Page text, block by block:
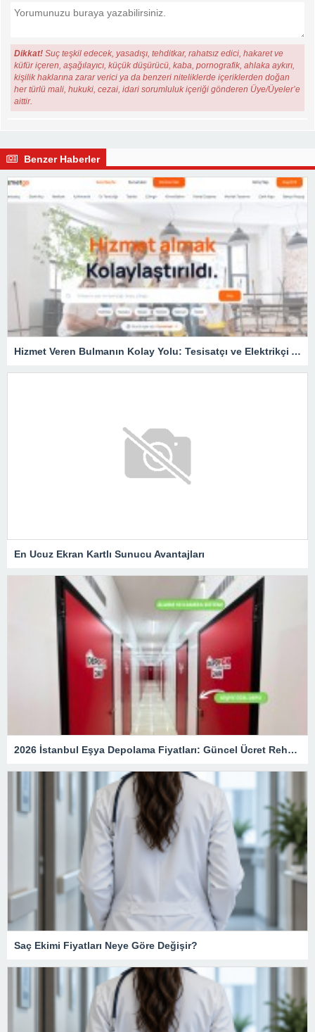
Dikkat! Suç teşkil edecek, yasadışı, tehditkar, rahatsız edici, hakaret ve
küfür içeren, aşağılayıcı, küçük düşürücü, kaba, pornografik, ahlaka aykırı,
kişilik haklarına zarar verici ya da benzeri niteliklerde içeriklerden doğan
her türlü mali, hukuki, cezai, idari sorumluluk içeriği gönderen Üye/Üyeler’e
aittir.
Benzer Haberler
Hizmet Veren Bulmanın Kolay Yolu: Tesisatçı ve Elektrikçi Ararken Nelere Dikkat Edilmeli?
En Ucuz Ekran Kartlı Sunucu Avantajları
2026 İstanbul Eşya Depolama Fiyatları: Güncel Ücret Rehberi
Saç Ekimi Fiyatları Neye Göre Değişir?